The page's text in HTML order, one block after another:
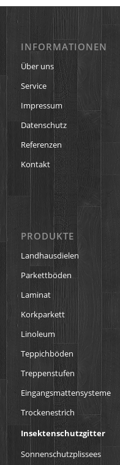
INFORMATIONEN
Über uns
Service
Impressum
Datenschutz
Referenzen
Kontakt
PRODUKTE
Landhausdielen
Parkettböden
Laminat
Korkparkett
Linoleum
Teppichböden
Treppenstufen
Eingangsmattensysteme
Trockenestrich
Insektenschutzgitter
Sonnenschutzplissees